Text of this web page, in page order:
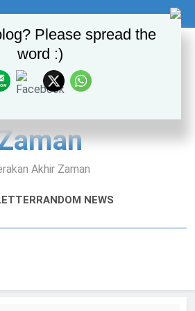
Akhir
Akhir Zaman
RANDOM NEWS
Please spread the
word :)